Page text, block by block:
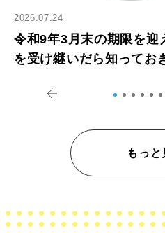
2026.07.24
令和9年3月末の期限を迎
を受け継いだら知ってお
もっと